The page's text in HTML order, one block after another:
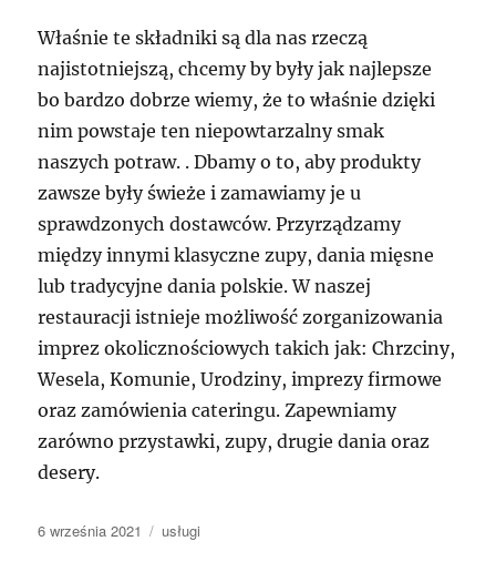
Właśnie te składniki są dla nas rzeczą
najistotniejszą, chcemy by były jak najlepsze
bo bardzo dobrze wiemy, że to właśnie dzięki
nim powstaje ten niepowtarzalny smak
naszych potraw. . Dbamy o to, aby produkty
zawsze były świeże i zamawiamy je u
sprawdzonych dostawców. Przyrządzamy
między innymi klasyczne zupy, dania mięsne
lub tradycyjne dania polskie. W naszej
restauracji istnieje możliwość zorganizowania
imprez okolicznościowych takich jak: Chrzciny,
Wesela, Komunie, Urodziny, imprezy firmowe
oraz zamówienia cateringu. Zapewniamy
zarówno przystawki, zupy, drugie dania oraz
desery.
Data
6 września 2021 Kategorie
usługi